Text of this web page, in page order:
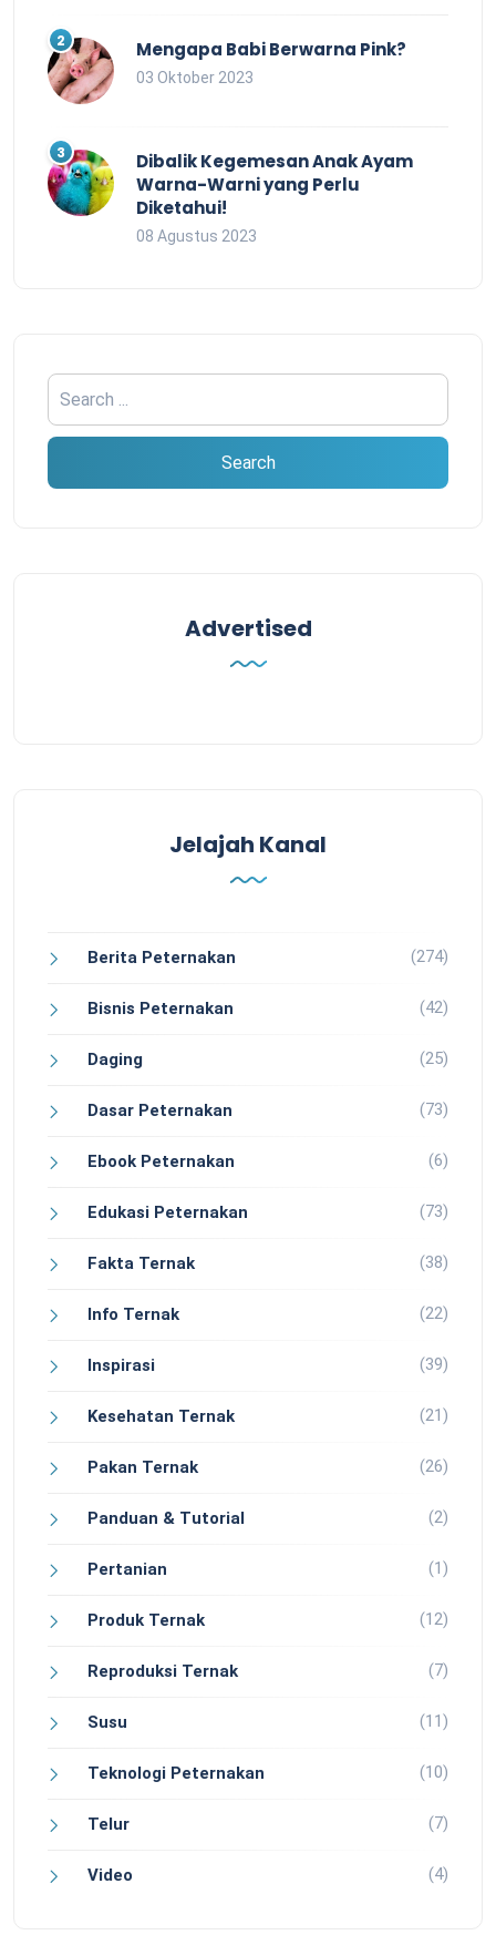
Mengapa Babi Berwarna Pink?
03 Oktober 2023
Dibalik Kegemesan Anak Ayam
Warna-Warni yang Perlu
Diketahui!
08 Agustus 2023
Advertised
Jelajah Kanal
Berita Peternakan (274)
Bisnis Peternakan (42)
Daging (25)
Dasar Peternakan (73)
Ebook Peternakan (6)
Edukasi Peternakan (73)
Fakta Ternak (38)
Info Ternak (22)
Inspirasi (39)
Kesehatan Ternak (21)
Pakan Ternak (26)
Panduan & Tutorial (2)
Pertanian (1)
Produk Ternak (12)
Reproduksi Ternak (7)
Susu (11)
Teknologi Peternakan (10)
Telur (7)
Video (4)